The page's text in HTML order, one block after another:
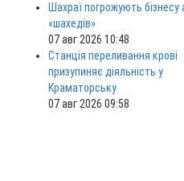
Шахраї погрожують бізнесу
«шахедів»
07 авг 2026 10:48
Станція переливання крові
призупиняє діяльність у
Краматорську
07 авг 2026 09:58